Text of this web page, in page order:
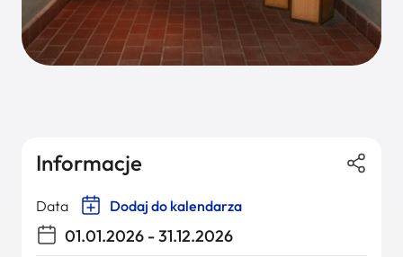
Informacje
Data Dodaj do kalendarza
01.01.2026 - 31.12.2026